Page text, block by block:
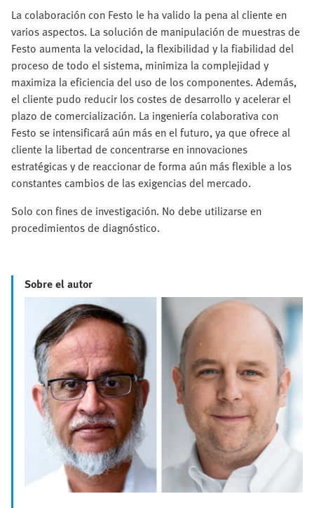
La colaboración con Festo le ha valido la pena al cliente en
varios aspectos. La solución de manipulación de muestras de
Festo aumenta la velocidad, la flexibilidad y la fiabilidad del
proceso de todo el sistema, minimiza la complejidad y
maximiza la eficiencia del uso de los componentes. Además,
el cliente pudo reducir los costes de desarrollo y acelerar el
plazo de comercialización. La ingeniería colaborativa con
Festo se intensificará aún más en el futuro, ya que ofrece al
cliente la libertad de concentrarse en innovaciones
estratégicas y de reaccionar de forma aún más flexible a los
constantes cambios de las exigencias del mercado.
Solo con fines de investigación. No debe utilizarse en
procedimientos de diagnóstico.
Sobre el autor